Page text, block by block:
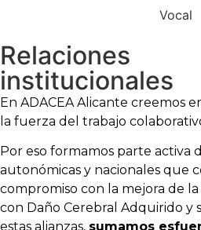
Vocal
Relaciones
institucionales
En ADACEA Alicante creemos
la fuerza del trabajo
Por eso formamos parte activa
autonómicas y nacionales que
compromiso con la mejora de la
con Daño Cerebral Adquirido y
estas alianzas, sumamos